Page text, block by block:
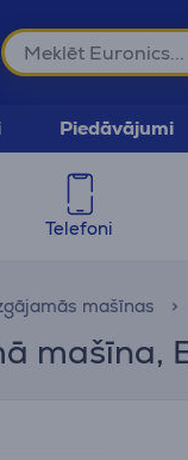
Piedāvājumi
Telefoni
mašīnas
mašīna,